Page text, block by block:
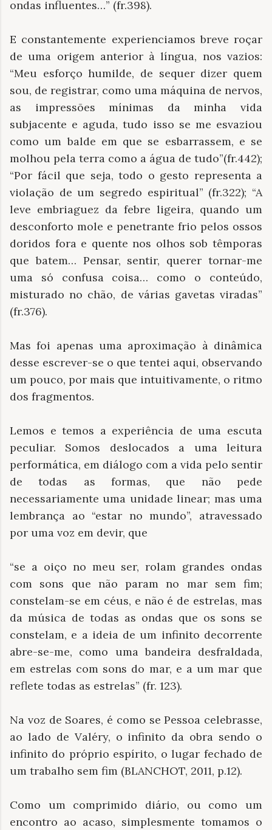
ondas influentes…” (fr.398).
E constantemente experienciamos breve roçar
de uma origem anterior à língua, nos vazios:
“Meu esforço humilde, de sequer dizer quem
sou, de registrar, como uma máquina de nervos,
as impressões mínimas da minha vida
subjacente e aguda, tudo isso se me esvaziou
como um balde em que se esbarrassem, e se
molhou pela terra como a água de tudo”(fr.442);
“Por fácil que seja, todo o gesto representa a
violação de um segredo espiritual” (fr.322); “A
leve embriaguez da febre ligeira, quando um
desconforto mole e penetrante frio pelos ossos
doridos fora e quente nos olhos sob têmporas
que batem… Pensar, sentir, querer tornar-me
uma só confusa coisa… como o conteúdo,
misturado no chão, de várias gavetas viradas”
(fr.376).
Mas foi apenas uma aproximação à dinâmica
desse escrever-se o que tentei aqui, observando
um pouco, por mais que intuitivamente, o ritmo
dos fragmentos.
Lemos e temos a experiência de uma escuta
peculiar. Somos deslocados a uma leitura
performática, em diálogo com a vida pelo sentir
de todas as formas, que não pede
necessariamente uma unidade linear; mas uma
lembrança ao “estar no mundo”, atravessado
por uma voz em devir, que
“se a oiço no meu ser, rolam grandes ondas
com sons que não param no mar sem fim;
constelam-se em céus, e não é de estrelas, mas
da música de todas as ondas que os sons se
constelam, e a ideia de um infinito decorrente
abre-se-me, como uma bandeira desfraldada,
em estrelas com sons do mar, e a um mar que
reflete todas as estrelas” (fr. 123).
Na voz de Soares, é como se Pessoa celebrasse,
ao lado de Valéry, o infinito da obra sendo o
infinito do próprio espírito, o lugar fechado de
um trabalho sem fim (BLANCHOT, 2011, p.12).
Como um comprimido diário, ou como um
encontro ao acaso, simplesmente tomamos o